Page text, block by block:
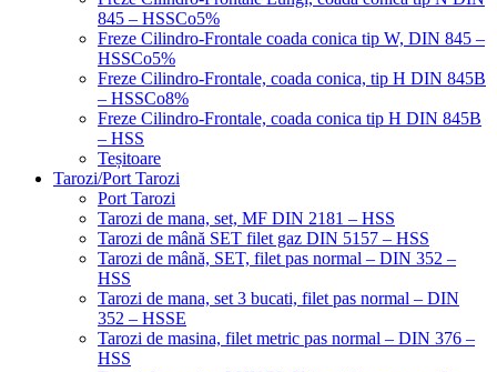
845 – HSSCo5%
Freze Cilindro-Frontale coada conica tip W, DIN 845 –
HSSCo5%
Freze Cilindro-Frontale, coada conica, tip H DIN 845B
– HSSCo8%
Freze Cilindro-Frontale, coada conica tip H DIN 845B
– HSS
Teșitoare
Tarozi/Port Tarozi
Port Tarozi
Tarozi de mana, set, MF DIN 2181 – HSS
Tarozi de mână SET filet gaz DIN 5157 – HSS
Tarozi de mână, SET, filet pas normal – DIN 352 –
HSS
Tarozi de mana, set 3 bucati, filet pas normal – DIN
352 – HSSE
Tarozi de masina, filet metric pas normal – DIN 376 –
HSS